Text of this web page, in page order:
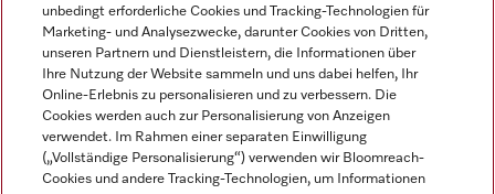
Miele auf Instagram
Miele auf Facebook
Miele auf Youtube
unbedingt erforderliche Cookies und Tracking-Technologien für
Marketing- und Analysezwecke, darunter Cookies von Dritten,
unseren Partnern und Dienstleistern, die Informationen über
Ihre Nutzung der Website sammeln und uns dabei helfen, Ihr
Online-Erlebnis zu personalisieren und zu verbessern. Die
Cookies werden auch zur Personalisierung von Anzeigen
verwendet. Im Rahmen einer separaten Einwilligung
(„Vollständige Personalisierung“) verwenden wir Bloomreach-
Cookies und andere Tracking-Technologien, um Informationen